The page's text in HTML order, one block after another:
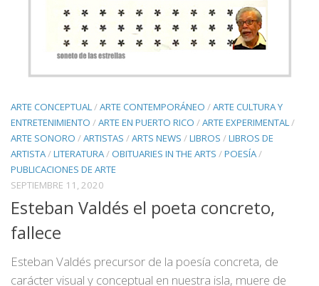
ARTE CONCEPTUAL/ARTE CONTEMPORÁNEO /ARTE CULTURA Y
ENTRETENIMIENTO /ARTE EN PUERTO RICO /ARTE EXPERIMENTAL/
ARTE SONORO /ARTISTAS /ARTS NEWS /LIBROS /LIBROS DE
ARTISTA/LITERATURA/ OBITUARIES IN THE ARTS /POESÍA/
PUBLICACIONES DE ARTE
SEPTIEMBRE 11, 2020
Esteban Valdés el poeta concreto,
fallece
Esteban Valdés precursor de la poesía concreta, de
carácter visual y conceptual en nuestra isla, muere de